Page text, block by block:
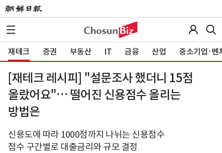
재테크 증권 부동산 IT 금융 산업 중소기업·벤
[재테크 레시피] "설문조사 했더니 15점
올랐어요"… 떨어진 신용점수 올리는
방법은
신용도에 따라 1000점까지 나뉘는 신용점수
점수 구간별로 대출금리와 규모 결정